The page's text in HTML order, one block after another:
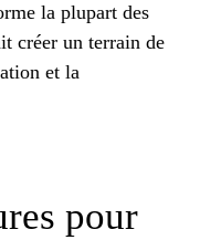
la plupart des
créer un terrain de
et la
pour